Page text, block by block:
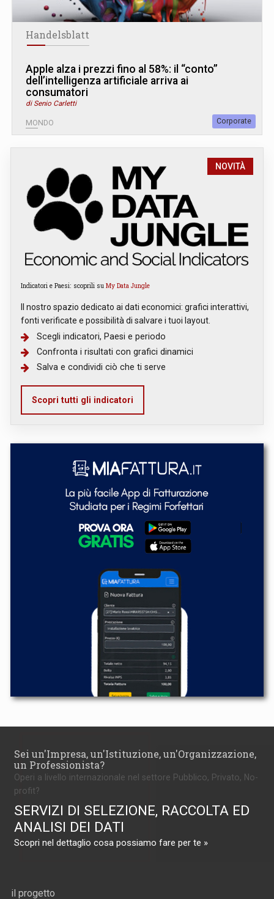
Handelsblatt
Apple alza i prezzi fino al 58%: il “conto”
dell’intelligenza artificiale arriva ai
consumatori
di Senio Carletti
MONDO Corporate
NOVITÀ
Indicatori e Paesi: scoprili su My Data Jungle
Il nostro spazio dedicato ai dati economici: grafici interattivi,
fonti verificate e possibilità di salvare i tuoi layout.
Scegli indicatori, Paesi e periodo
Confronta i risultati con grafici dinamici
Salva e condividi ciò che ti serve
Scopri tutti gli indicatori
Sei un'Impresa, un'Istituzione, un'Organizzazione,
un Professionista?
Operi a livello internazionale nel settore Pubblico, Privato, No-
profit?
SERVIZI DI SELEZIONE, RACCOLTA ED
ANALISI DEI DATI
Scopri nel dettaglio cosa possiamo fare per te »
il progetto